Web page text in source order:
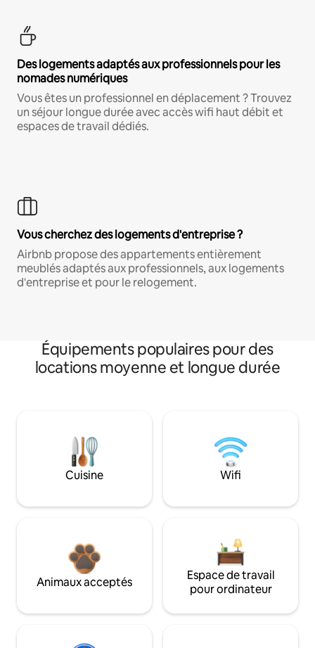
Des logements adaptés aux professionnels pour les
nomades numériques
Vous êtes un professionnel en déplacement ? Trouvez
un séjour longue durée avec accès wifi haut débit et
espaces de travail dédiés.
Vous cherchez des logements d'entreprise ?
Airbnb propose des appartements entièrement
meublés adaptés aux professionnels, aux logements
d'entreprise et pour le relogement.
Équipements populaires pour des
locations moyenne et longue durée
Cuisine Wifi
Animaux acceptés
Espace de travail
pour ordinateur